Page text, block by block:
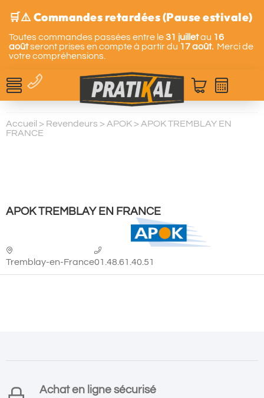
🛒⚠️ Commandes retardées (Pause estivale)
Toutes commandes passées entre le31 juilletau 16
aoûtseront prises en compte à partir du 17 août. Merci de
votre compréhensions.
Accueil > Revendeurs > APOK > APOK TREMBLAY EN
FRANCE
APOK TREMBLAY EN FRANCE
Tremblay-en-France01.48.61.40.51
Achat en ligne sécurisé